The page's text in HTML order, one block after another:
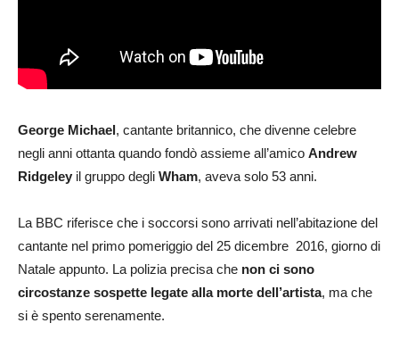
George Michael , cantante britannico, che divenne celebre
negli anni ottanta quando fondò assieme all’amico Andrew
Ridgeley il gruppo degli Wham, aveva solo 53 anni.
La BBC riferisce che i soccorsi sono arrivati nell’abitazione del
cantante nel primo pomeriggio del 25 dicembre 2016, giorno di
Natale appunto. La polizia precisa che non ci sono
circostanze sospette legate alla morte dell’artista, ma che
si è spento serenamente.